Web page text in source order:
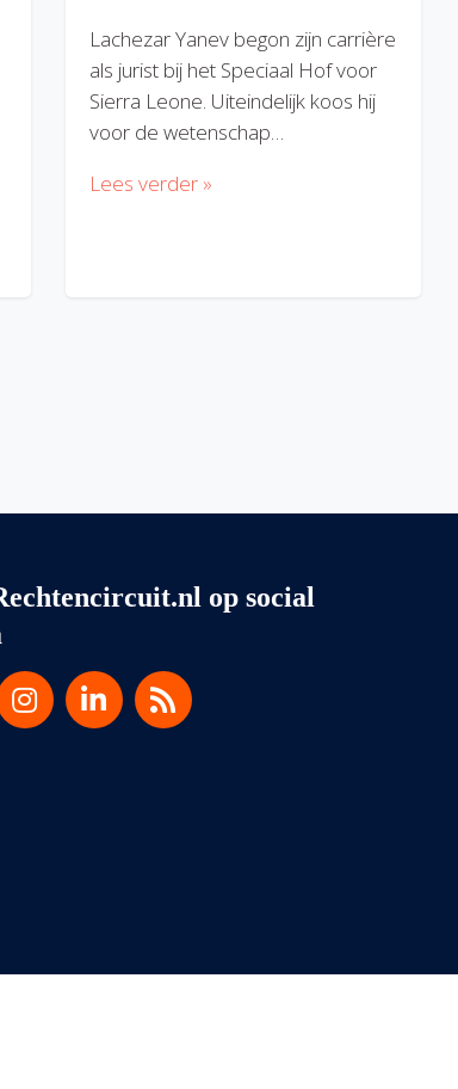
Lachezar Yanev begon zijn carrière
als jurist bij het Speciaal Hof voor
Sierra Leone. Uiteindelijk koos hij
voor de wetenschap…
Lees verder »
op social